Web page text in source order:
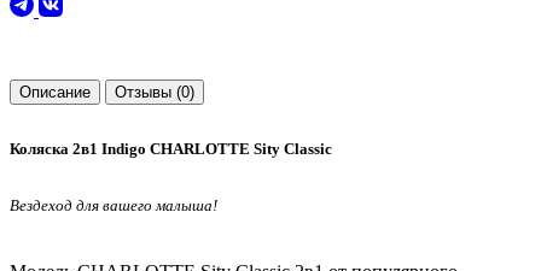
Описание Отзывы (0)
Коляска 2в1 Indigo CHARLOTTE Sity Classic
Вездеход для вашего малыша!